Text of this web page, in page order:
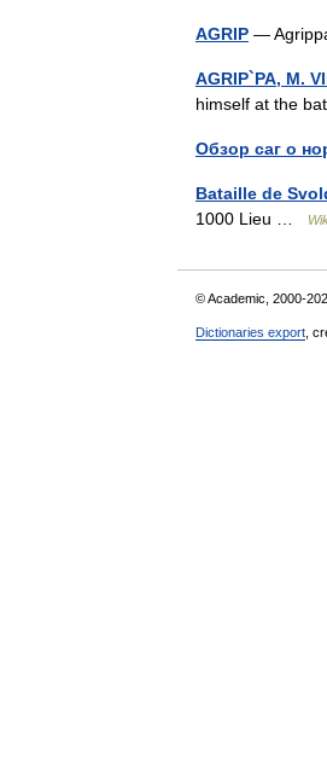
AGRIP —
AGRIP`PA, M.
himself at the
Обзор саг о
Bataille de
1000 Lieu …
© Academic, 2000-
Dictionaries export ,